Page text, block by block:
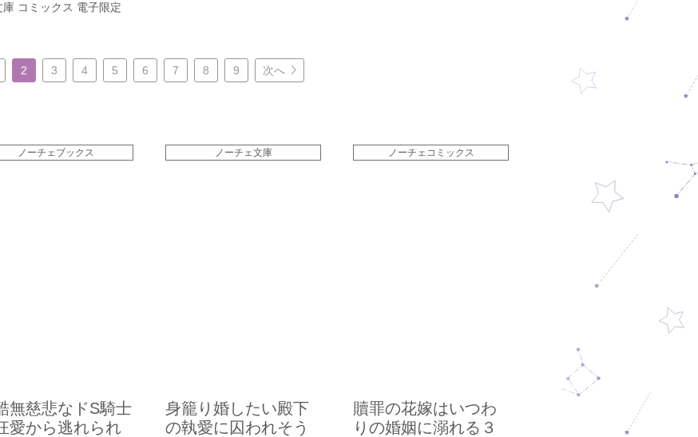
庫 コミックス 電子限定
2 3 4 5 6 7 8 9 次へ
ノーチェブックス
無慈悲なドS騎士
愛から逃れられ
ノーチェ文庫
身籠り婚したい殿下
の執愛に囚われそう
ノーチェコミックス
贖罪の花嫁はいつわ
りの婚姻に溺れる３